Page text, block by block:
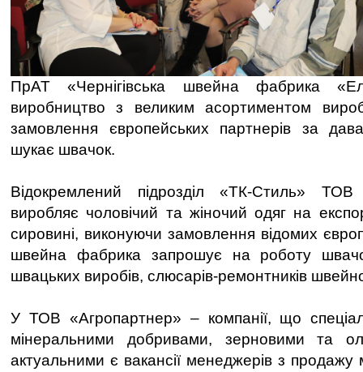
ПрАТ «Чернігівська швейна фабрика
виробництво з великим асортиментом
замовлення європейських партнерів за
шукає швачок.
Відокремлений підрозділ «ТК-Стиль» ТОВ
виробляє чоловічий та жіночий одяг на
сировині, виконуючи замовлення відомих
швейна фабрика запрошує на роботу
швацьких виробів, слюсарів-ремонтників
У ТОВ «Агропартнер» – компанії, що
мінеральними добривами, зерновими та
актуальними є вакансії менеджерів з продажу